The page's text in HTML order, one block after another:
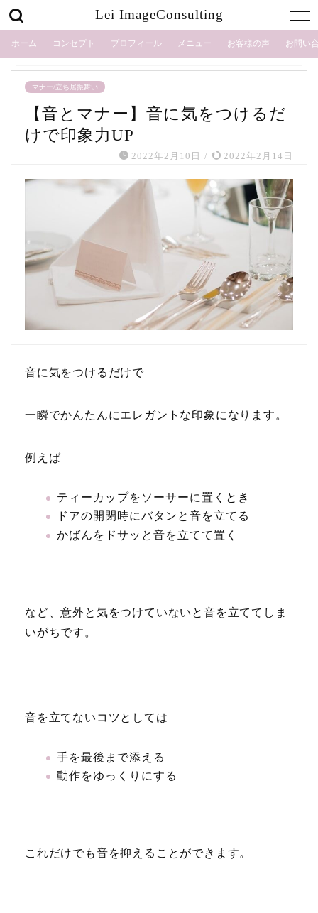
Lei ImageConsulting
ホーム コンセプト プロフィール メニュー お客様の声 お問い
マナー/立ち居振舞い
【音とマナー】音に気をつけるだ
けで印象力UP
2022年2月10日 / 2022年2月14日
音に気をつけるだけで
一瞬でかんたんにエレガントな印象になります。
例えば
ティーカップをソーサーに置くとき
ドアの開閉時にバタンと音を立てる
かばんをドサッと音を立てて置く
など、意外と気をつけていないと音を立ててしま
いがちです。
音を立てないコツとしては
手を最後まで添える
動作をゆっくりにする
これだけでも音を抑えることができます。